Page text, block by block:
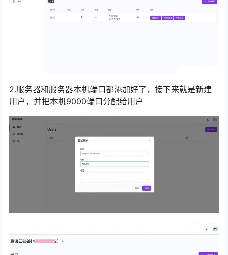
2.服务器和服务器本机端口都添加好了，接下来就是新建
用户，并把本机9000端口分配给用户